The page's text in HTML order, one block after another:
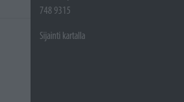
748 9315
Sijainti kartalla